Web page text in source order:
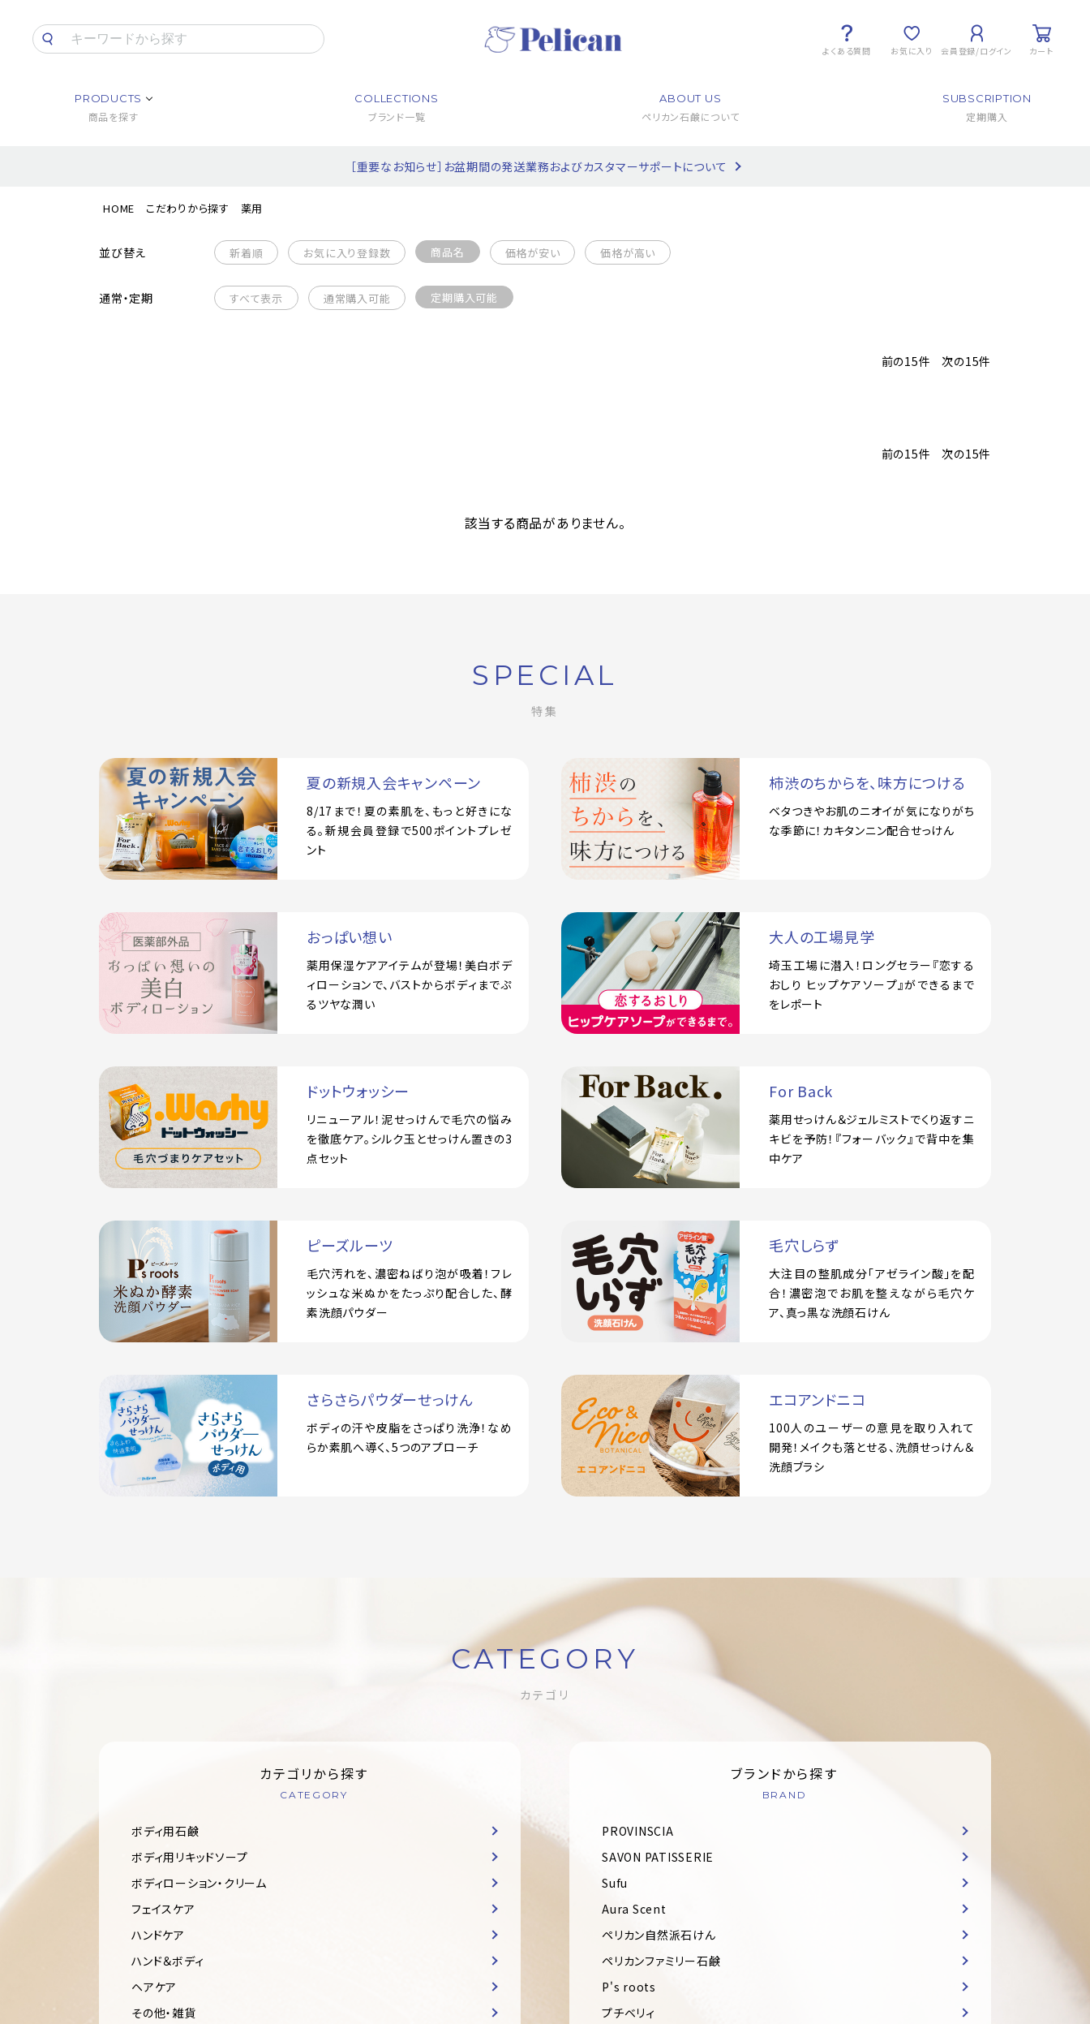
よくある質問 お気に入り 会員登録/ログイン カート
PRODUCTS
商品を探す
COLLECTIONS
ブランド一覧
ABOUT US
ペリカン石鹸について
SUBSCRIPTION
定期購入
［重要なお知らせ］お盆期間の発送業務およびカスタマーサポートについて
HOME こだわりから探す 薬用
並び替え 新着順 お気に入り登録数 商品名 価格が安い 価格が高い
通常・定期 すべて表示 通常購入可能 定期購入可能
前の15件 次の15件
前の15件 次の15件
該当する商品がありません。
SPECIAL
特集
夏の新規入会キャンペーン
8/17まで！夏の素肌を、もっと好きにな
る。新規会員登録で500ポイントプレゼ
ント
柿渋のちからを、味方につける
ベタつきやお肌のニオイが気になりがち
な季節に！カキタンニン配合せっけん
おっぱい想い
薬用保湿ケアアイテムが登場！美白ボデ
ィローションで、バストからボディまでぷ
るツヤな潤い
大人の工場見学
埼玉工場に潜入！ロングセラー『恋する
おしり ヒップケアソープ』ができるまで
をレポート
ドットウォッシー
リニューアル！泥せっけんで毛穴の悩み
を徹底ケア。シルク玉とせっけん置きの3
点セット
For Back
薬用せっけん＆ジェルミストでくり返すニ
キビを予防！『フォーバック』で背中を集
中ケア
ピーズルーツ
毛穴汚れを、濃密ねばり泡が吸着！フレ
ッシュな米ぬかをたっぷり配合した、酵
素洗顔パウダー
毛穴しらず
大注目の整肌成分「アゼライン酸」を配
合！濃密泡でお肌を整えながら毛穴ケ
ア、真っ黒な洗顔石けん
さらさらパウダーせっけん
ボディの汗や皮脂をさっぱり洗浄！なめ
らか素肌へ導く、5つのアプローチ
エコアンドニコ
100人のユーザーの意見を取り入れて
開発！メイクも落とせる、洗顔せっけん＆
洗顔ブラシ
CATEGORY
カテゴリ
カテゴリから探す
CATEGORY
ボディ用石鹸
ボディ用リキッドソープ
ボディローション・クリーム
フェイスケア
ハンドケア
ハンド＆ボディ
ヘアケア
その他・雑貨
ブランドから探す
BRAND
PROVINSCIA
SAVON PATISSERIE
Sufu
Aura Scent
ペリカン自然派石けん
ペリカンファミリー石鹸
P's roots
プチベリィ